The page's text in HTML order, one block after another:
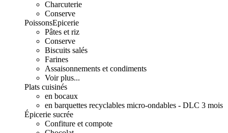
Charcuterie
Conserve
PoissonsEpicerie
Pâtes et riz
Conserve
Biscuits salés
Farines
Assaisonnements et condiments
Voir plus...
Plats cuisinés
en bocaux
en barquettes recyclables micro-ondables - DLC 3 mois
Épicerie sucrée
Confiture et compote